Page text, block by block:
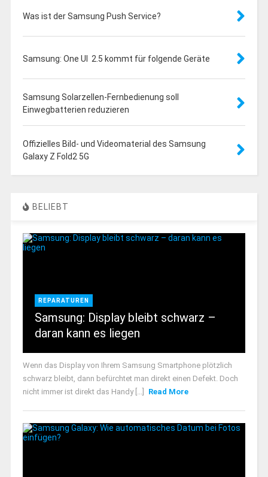
Was ist der Samsung Push Service?
Samsung: One UI 2.5 kommt für folgende Geräte
Samsung Solarzellen-Fernbedienung soll
Einwegbatterien reduzieren
Offizielles Bild- und Videomaterial des Samsung
Galaxy Z Fold2 5G
BELIEBT
REPARATUREN
Samsung: Display bleibt schwarz –
daran kann es liegen
Wenn das Display von Ihrem Samsung Smartphone plötzlich
schwarz bleibt, dann befürchtet man direkt einen Defekt. Doch
nicht immer ist direkt das Handy [...]
Read More